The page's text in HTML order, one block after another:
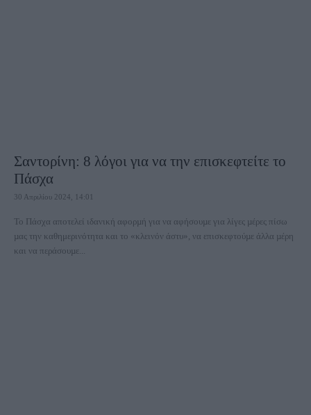
Σαντορίνη: 8 λόγοι για να την επισκεφτείτε το
Πάσχα
30 Απριλίου 2024, 14:01
Το Πάσχα αποτελεί ιδανική αφορµή για να αφήσουµε για λίγες µέρες πίσω
µας την καθημερινότητα και το «κλεινόν άστυ», να επισκεφτούµε άλλα µέρη
και να περάσουµε...